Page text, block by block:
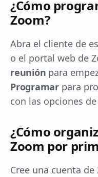
¿Cómo
Zoom?
Abra el cliente de
o el portal web de
reunión para
Programarpara
con las opciones
¿Cómo
Zoom por
Cree una cuenta